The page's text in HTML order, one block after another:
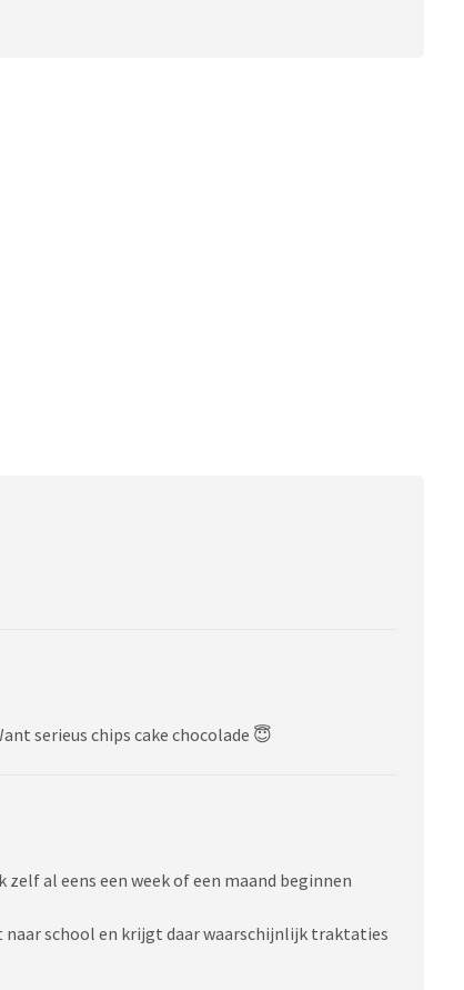
serieus chips cake chocolade 😇
al eens een week of een maand beginnen
school en krijgt daar waarschijnlijk traktaties